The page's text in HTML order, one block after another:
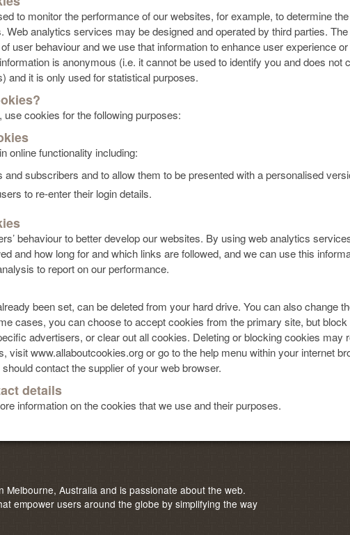
to monitor the performance of our websites, for example, to determine
Web analytics services may be designed and operated by third parties.
user behaviour and we use that information to enhance user experience
is anonymous (i.e. it cannot be used to identify you and does not
and it is only used for statistical purposes.
cookies for the following purposes:
online functionality including:
subscribers and to allow them to be presented with a personalised
to re-enter their login details.
behaviour to better develop our websites. By using web analytics
and how long for and which links are followed, and we can use this
to report on our performance.
been set, can be deleted from your hard drive. You can also change
cases, you can choose to accept cookies from the primary site, but
advertisers, or clear out all cookies. Deleting or blocking cookies may
visit www.allaboutcookies.org or go to the help menu within your internet
contact the supplier of your web browser.
details
information on the cookies that we use and their purposes.
Melbourne, Australia and is passionate about the web.
empower users around the globe by simplifying the way